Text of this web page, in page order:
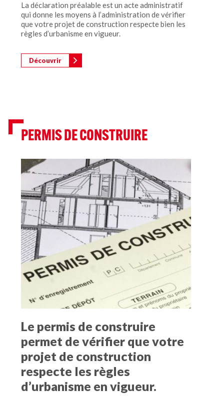
La déclaration préalable est un acte administratif
qui donne les moyens à l’administration de vérifier
que votre projet de construction respecte bien les
règles d’urbanisme en vigueur.
Découvrir
PERMIS DE CONSTRUIRE
Le permis de construire
permet de vérifier que votre
projet de construction
respecte les règles
d’urbanisme en vigueur.